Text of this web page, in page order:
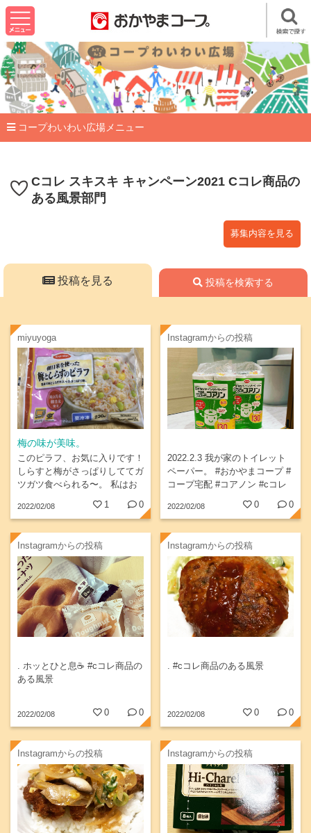
コープわいわい広場メニュー
Cコレ スキスキ キャンペーン2021 Cコレ商品の
ある風景部門
募集内容を見る
投稿を見る 投稿を検索する
miyuyoga
梅の味が美味。
このピラフ、お気に入りです！
しらすと梅がさっぱりしててガ
ツガツ食べられる〜。 私はお
弁当に重宝させてもらってます
(^^)
2022/02/08 1 0
Instagramからの投稿
2022.2.3 我が家のトイレット
ペーパー。 #おかやまコープ #
コープ宅配 #コアノン #cコレ
2022/02/08 0 0
Instagramからの投稿
. ホッとひと息☕️ #cコレ商品の
ある風景
2022/02/08 0 0
Instagramからの投稿
. #cコレ商品のある風景
2022/02/08 0 0
Instagramからの投稿 Instagramからの投稿